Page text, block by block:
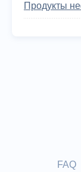
Продукты
FAQ